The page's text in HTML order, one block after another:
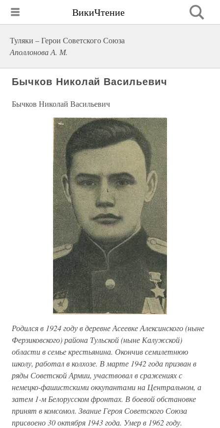
ВикиЧтение
Туляки – Герои Советского Союза
Аполлонова А. М.
Бычков Николай Васильевич
Бычков Николай Васильевич
Родился в 1924 году в деревне Асеевке Алексинского (ныне
Ферзиковского) района Тульской (ныне Калужской)
области в семье крестьянина. Окончив семилетнюю
школу, работал в колхозе. В марте 1942 года призван в
ряды Советской Армии, участвовал в сражениях с
немецко-фашистскими оккупантами на Центральном, а
затем 1-м Белорусском фронтах. В боевой обстановке
принят в комсомол. Звание Героя Советского Союза
присвоено 30 октября 1943 года. Умер в 1962 году.